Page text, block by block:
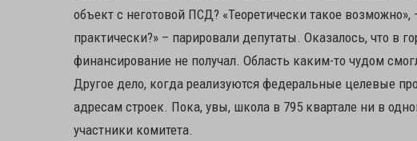
объект с неготовой ПСД? «Теоретически такое
практически?» – парировали депутаты. Оказалось, что в
финансирование не получал. Область каким-то чудом
Другое дело, когда реализуются федеральные целевые
адресам строек. Пока, увы, школа в 795 квартале ни в
участники комитета.